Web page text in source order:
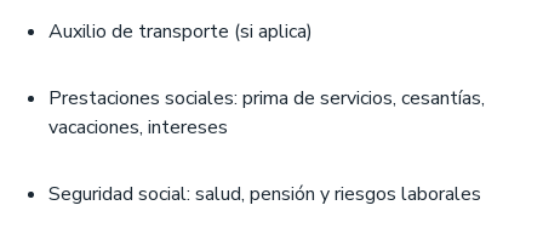
Auxilio de transporte (si aplica)
Prestaciones sociales: prima de servicios, cesantías,
vacaciones, intereses
Seguridad social: salud, pensión y riesgos laborales